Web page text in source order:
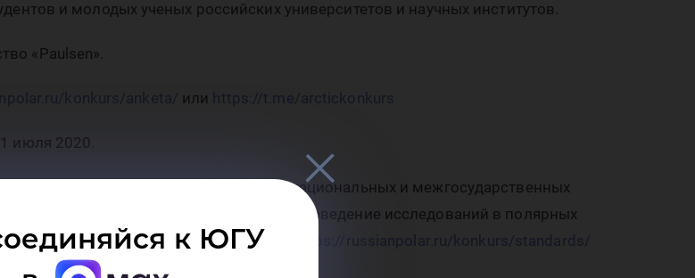
к ЮГУ
и молодых ученых российских университетов и научных институтов.
«Paulsen».
konkurs/anketa/ или https://t.me/arctickonkurs
июля 2020.
является использование в работе национальных и межгосударственных
комитете по стандартизации № 187 «Проведение исследований в полярных
версии доступны по ссылке
https://russianpolar.ru/konkurs/standards/